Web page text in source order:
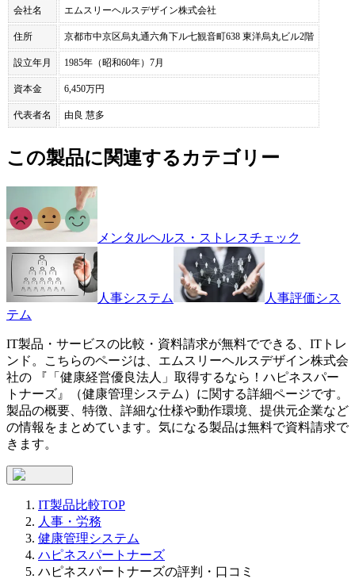
会社名 エムスリーヘルスデザイン株式会社
住所 京都市中京区烏丸通六角下ル七観音町638 東洋烏丸ビル2階
設立年月 1985年（昭和60年）7月
資本金 6,450万円
代表者名 由良 慧多
この製品に関連するカテゴリー
メンタルヘルス・ストレスチェック
人事システム
人事評価シス
テム
IT製品・サービスの比較・資料請求が無料でできる、ITトレ
ンド。こちらのページは、 エムスリーヘルスデザイン株式会
社の 『 「健康経営優良法人」取得するなら！ ハピネスパー
トナーズ 』（健康管理システム ）に関する詳細ページです。
製品の概要、特徴、詳細な仕様や動作環境、提供元企業など
の情報をまとめています。気になる製品は無料で資料請求で
きます。
IT製品比較TOP
人事・労務
健康管理システム
ハピネスパートナーズ
ハピネスパートナーズの評判・口コミ